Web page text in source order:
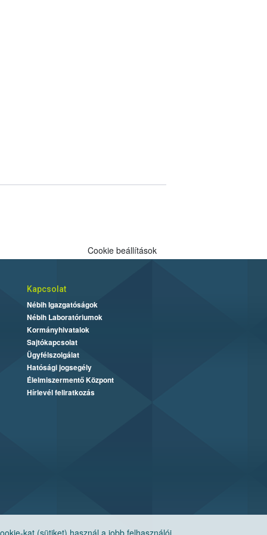
kat (sütiket) használ a jobb felhasználói
Cookie beállítások
Kapcsolat
Nébih Igazgatóságok
Nébih Laboratóriumok
Kormányhivatalok
Sajtókapcsolat
Ügyfélszolgálat
Hatósági jogsegély
Élelmiszermentő Központ
Hírlevél feliratkozás